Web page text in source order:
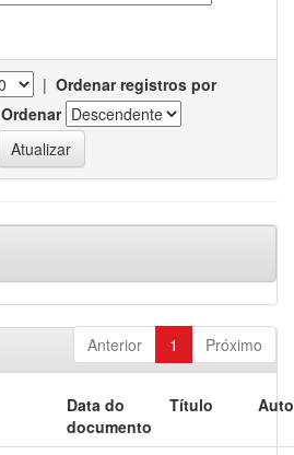
| Ordenar registros por
Ordenar
Anterior 1 Próximo
Data do
documento
Título